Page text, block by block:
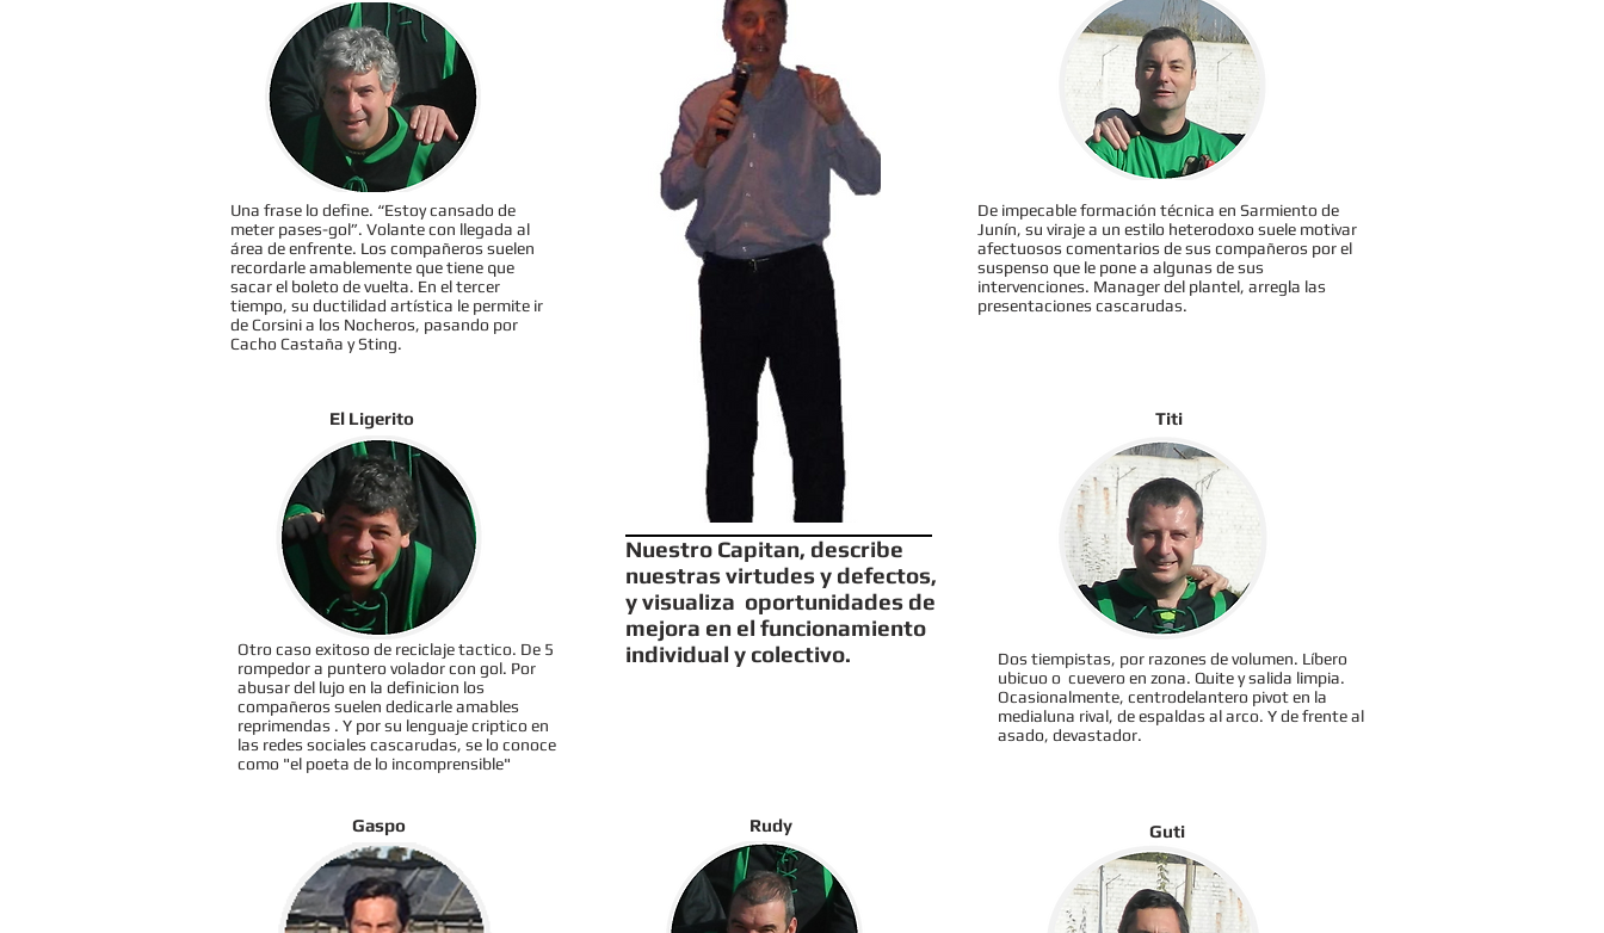
Nuestro Capitan, describe
nuestras virtudes y defectos,
y visualiza oportunidades de
mejora en el funcionamiento
individual y colectivo.
De impecable formación técnica en Sarmiento de
Junín, su viraje a un estilo heterodoxo suele motivar
afectuosos comentarios de sus compañeros por el
suspenso que le pone a algunas de sus
intervenciones. Manager del plantel, arregla las
presentaciones cascarudas.
Dos tiempistas, por razones de volumen. Líbero
ubicuo o cuevero en zona. Quite y salida limpia.
Ocasionalmente, centrodelantero pivot en la
medialuna rival, de espaldas al arco. Y de frente al
asado, devastador.
Titi
Guti
Una frase lo define. “Estoy cansado de
meter pases-gol”. Volante con llegada al
área de enfrente. Los compañeros suelen
recordarle amablemente que tiene que
sacar el boleto de vuelta. En el tercer
tiempo, su ductilidad artística le permite ir
de Corsini a los Nocheros, pasando por
Cacho Castaña y Sting.
Otro caso exitoso de reciclaje tactico. De 5
rompedor a puntero volador con gol. Por
abusar del lujo en la definicion los
compañeros suelen dedicarle amables
reprimendas . Y por su lenguaje criptico en
las redes sociales cascarudas, se lo conoce
como "el poeta de lo incomprensible"
El Ligerito
Rudy
Gaspo